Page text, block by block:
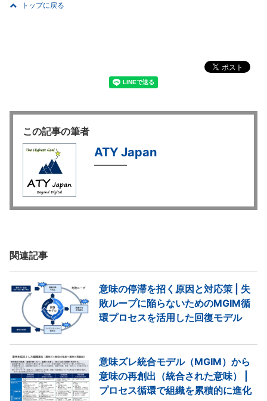
トップに戻る
この記事の筆者
ATY Japan
関連記事
意味の停滞を招く原因と対応策 | 失
敗ループに陥らないためのMGIM循
環プロセスを活用した回復モデル
意味ズレ統合モデル（MGIM）から
意味の再創出（統合された意味） |
プロセス循環で組織を累積的に進化